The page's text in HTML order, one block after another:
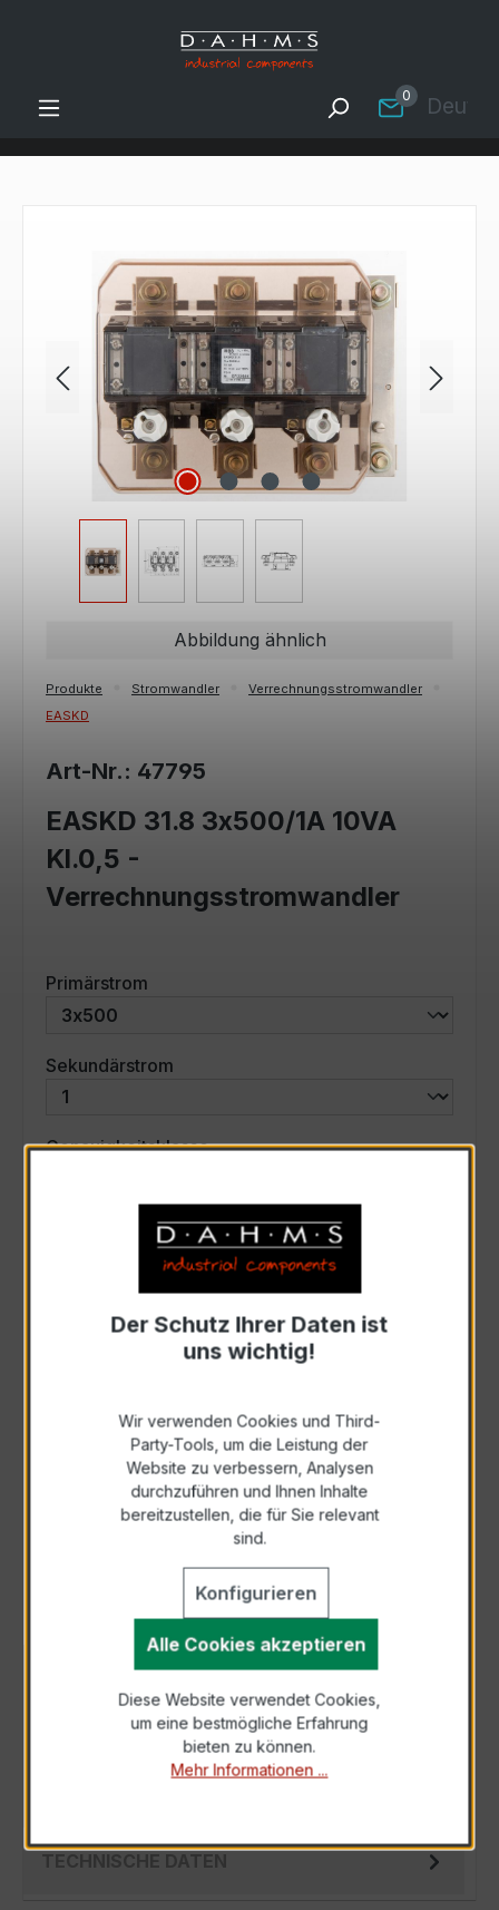
Zum Hauptinhalt springen
0
Bildergalerie überspringen
Abbildung ähnlich
Produkte Stromwandler
Verrechnungsstromwandler
EASKD
Art-Nr.: 47795
EASKD 31.8 3x500/1A 10VA
Kl.0,5 -
Verrechnungsstromwandler
Primärstrom
Sekundärstrom
Genauigkeitsklasseauswählen
Scheinleistung (VA)auswählen
Auswahl zurücksetzen
Anfrage schriftlich
Als PDF exportieren
Der EASKD 31.8 3x500/1A 10VA Kl.0,5 ist ein
kompakter, hochpräziser Niederspannungs-
Verrechnungsstromwandler der bewährten E…
TECHNISCHE DATEN
Der Schutz Ihrer Daten ist
uns wichtig!
Wir verwenden Cookies und Third-
Party-Tools, um die Leistung der
Website zu verbessern, Analysen
durchzuführen und Ihnen Inhalte
bereitzustellen, die für Sie relevant
sind.
Konfigurieren
Alle Cookies akzeptieren
Diese Website verwendet Cookies,
um eine bestmögliche Erfahrung
bieten zu können.
Mehr Informationen ...